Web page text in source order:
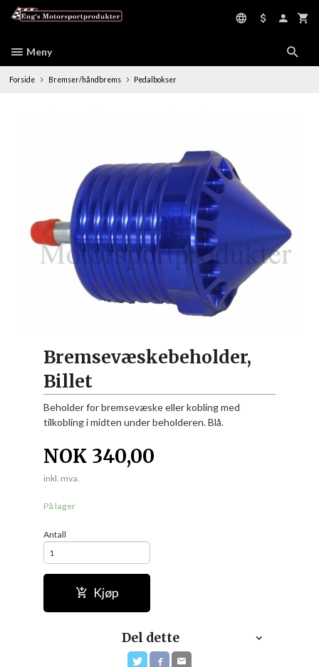
Meny
Forside Bremser/håndbrems Pedalbokser
Bremsevæskebeholder,
Billet
Beholder for bremsevæske eller kobling med
tilkobling i midten under beholderen. Blå.
NOK 340,00
inkl. mva.
På lager
Antall
Kjøp
Del dette